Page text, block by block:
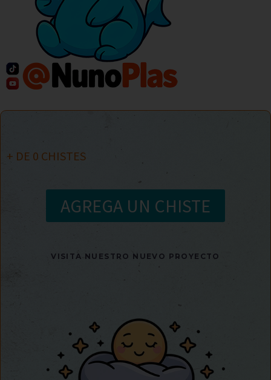
+ DE 0 CHISTES
AGREGA UN CHISTE
VISITA NUESTRO NUEVO PROYECTO